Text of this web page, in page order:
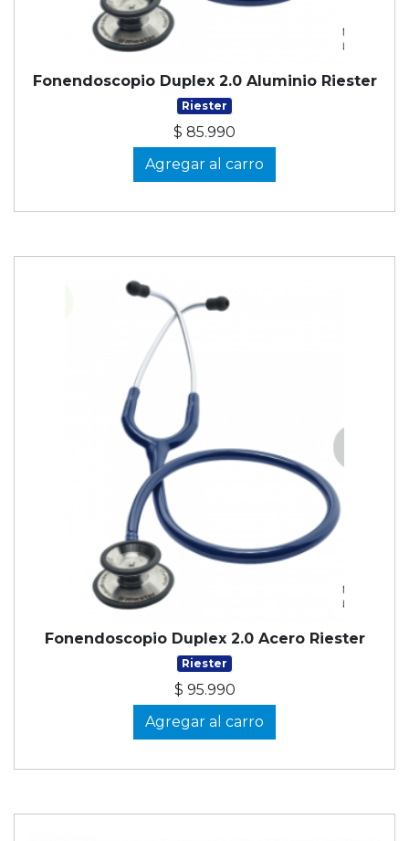
Fonendoscopio Duplex 2.0 Aluminio Riester
Riester
$ 85.990
Agregar al carro
Fonendoscopio Duplex 2.0 Acero Riester
Riester
$ 95.990
Agregar al carro